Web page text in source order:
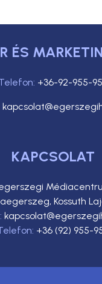
ÉS
+36-92-955-
KAPCSOLAT
Kossuth
+36 (92) 955-